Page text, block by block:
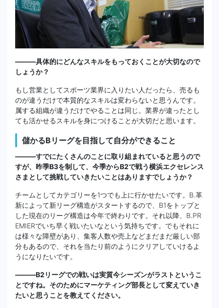
―――具体的にどんなスキルをもっておくことが大切なので
しょうか？
もし営業としてスポーツ業界に入りたい人だったら、売るも
のが違うだけで本質的なスキルは変わらないと思うんです。
属する組織が違うだけでやることは同じ。業界が違ったとし
ても活かせるスキルを身につけることが大切だと思います。
儲かるBリーグを目指して自分ができること
―――すでにたくさんのことに取り組まれていると思うので
すが、昨季B3を制して、今季からB2で戦う横浜エクセレンス
さまとして挑戦していきたいことはありますでしょうか？
チームとしてカテゴリーを1つでも上に行かせたいです。B.革
新によって新リーグ構造がスタートするので、B1をトップと
した現在のリーグ構造は今年で終わりです。それ以降、B.PR
EMIERでいち早く戦いたいなという気持ちです。でもそれに
は様々な障壁があり、集客人数や売上などまだまだ厳しい部
分もあるので、それを当たり前のようにクリアしていけるよ
うになりたいです。
―――B2リーグでの戦いは実質今シーズンがラストというこ
とですね。そのためにマーケティング部長として変えていき
たいと思うことを教えてください。